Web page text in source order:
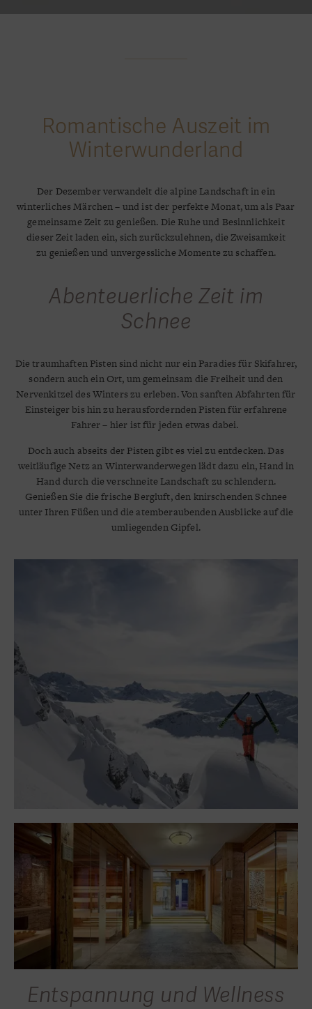
Romantische Auszeit im
Winterwunderland
Der Dezember verwandelt die alpine Landschaft in ein
winterliches Märchen – und ist der perfekte Monat, um als Paar
gemeinsame Zeit zu genießen. Die Ruhe und Besinnlichkeit
dieser Zeit laden ein, sich zurückzulehnen, die Zweisamkeit
zu genießen und unvergessliche Momente zu schaffen.
Abenteuerliche Zeit im
Schnee
Die traumhaften Pisten sind nicht nur ein Paradies für Skifahrer,
sondern auch ein Ort, um gemeinsam die Freiheit und den
Nervenkitzel des Winters zu erleben. Von sanften Abfahrten für
Einsteiger bis hin zu herausfordernden Pisten für erfahrene
Fahrer – hier ist für jeden etwas dabei.
Doch auch abseits der Pisten gibt es viel zu entdecken. Das
weitläufige Netz an Winterwanderwegen lädt dazu ein, Hand in
Hand durch die verschneite Landschaft zu schlendern.
Genießen Sie die frische Bergluft, den knirschenden Schnee
unter Ihren Füßen und die atemberaubenden Ausblicke auf die
umliegenden Gipfel.
Entspannung und Wellness